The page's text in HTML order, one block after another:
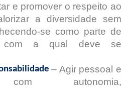
e promover o respeito ao
a diversidade sem
se como parte de
com a qual deve se
– Agir pessoal e
com autonomia,